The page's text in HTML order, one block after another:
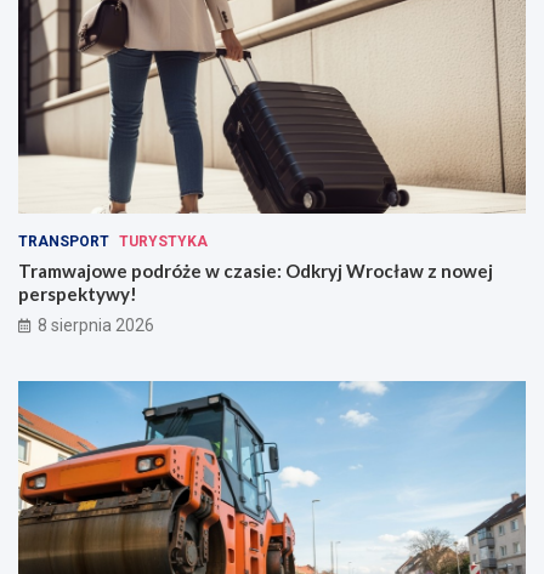
TRANSPORT TURYSTYKA
Tramwajowe podróże w czasie: Odkryj Wrocław z nowej
perspektywy!
8 sierpnia 2026